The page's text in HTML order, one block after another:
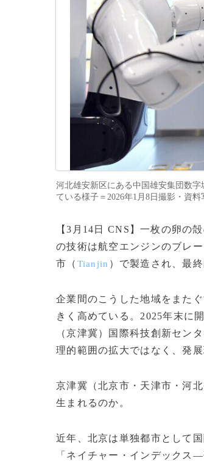
河北雄安新区にある中国雄安集団数
ている様子＝2026年1月8日撮影・資料
【3月14日 CNS】一枚の卵の
の技術は航空エンジンのブレ
市（ Tianjin ）で製造され、最
企業間のこうした地域をまた
きく高めている。2025年末に
（京津冀）国際科技創新セン
理的範囲の拡大ではなく、発
京津冀（北京市・天津市・河
生まれるのか。
近年、北京は単独都市として
「ネイチャー・インデックス